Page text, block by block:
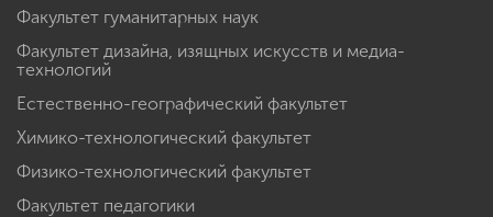
Факультет гуманитарных наук
Факультет дизайна, изящных искусств и медиа-
технологий
Естественно-географический факультет
Химико-технологический факультет
Физико-технологический факультет
Факультет педагогики